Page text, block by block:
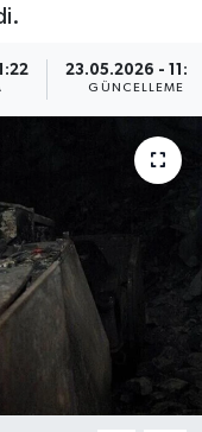
23.05.2026 -
GÜNCELLEME